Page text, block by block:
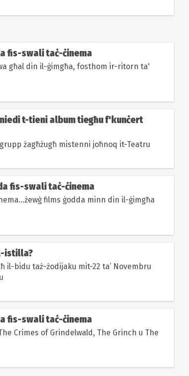
fis-swali taċ-ċinema
għal din il-ġimgħa, fosthom ir-ritorn ta'
t-tieni album tiegħu f'kunċert
żagħżugħ mistenni joħnoq it-Teatru
fis-swali taċ-ċinema
films ġodda minn din il-ġimgħa
istilla?
il-bidu taż-żodijaku mit-22 ta’ Novembru
fis-swali taċ-ċinema
Crimes of Grindelwald, The Grinch u The